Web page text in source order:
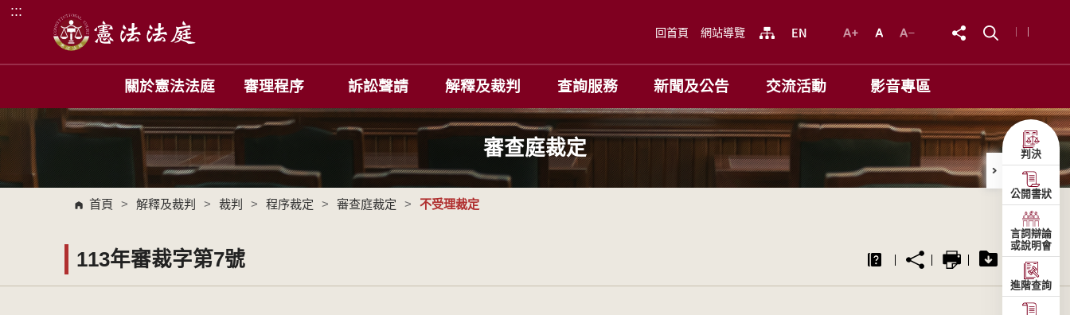
跳到主要內容區塊
:::
回首頁 網站導覽
關於憲法法庭 審理程序 訴訟聲請 解釋及裁判 查詢服務 新聞及公告 交流活動 影音專區
審查庭裁定
首頁 > 解釋及裁判 > 裁判 > 程序裁定 > 審查庭裁定 > 不受理裁定
113年審裁字第7號
判決
公開書狀
言詞辯論
或說明會
進階查詢